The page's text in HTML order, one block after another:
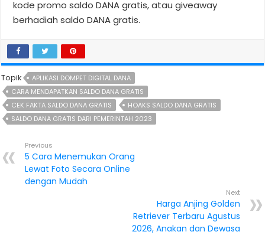
kode promo saldo DANA gratis, atau giveaway
berhadiah saldo DANA gratis.
Topik
APLIKASI DOMPET DIGITAL DANA
CARA MENDAPATKAN SALDO DANA GRATIS
CEK FAKTA SALDO DANA GRATIS
HOAKS SALDO DANA GRATIS
SALDO DANA GRATIS DARI PEMERINTAH 2023
Previous
5 Cara Menemukan Orang
Lewat Foto Secara Online
dengan Mudah
Next
Harga Anjing Golden
Retriever Terbaru Agustus
2026, Anakan dan Dewasa